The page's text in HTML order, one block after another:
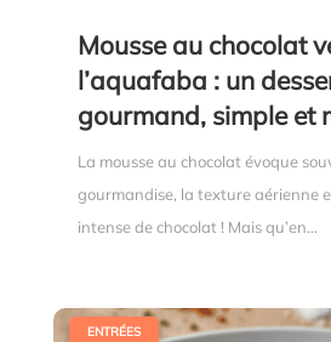
Mousse au chocolat
l’aquafaba : un
gourmand, simple et
La mousse au chocolat évoque
gourmandise, la texture aérienne
intense de chocolat ! Mais qu’en...
ENTRÉES